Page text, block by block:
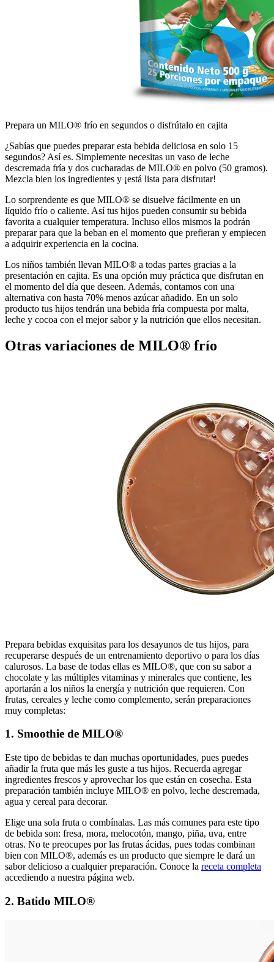
Prepara un MILO® frío en segundos o disfrútalo en cajita
¿Sabías que puedes preparar esta bebida deliciosa en solo 15
segundos? Así es. Simplemente necesitas un vaso de leche
descremada fría y dos cucharadas de MILO® en polvo (50 gramos).
Mezcla bien los ingredientes y ¡está lista para disfrutar!
Lo sorprendente es que MILO® se disuelve fácilmente en un
líquido frío o caliente. Así tus hijos pueden consumir su bebida
favorita a cualquier temperatura. Incluso ellos mismos la podrán
preparar para que la beban en el momento que prefieran y empiecen
a adquirir experiencia en la cocina.
Los niños también llevan MILO® a todas partes gracias a la
presentación en cajita. Es una opción muy práctica que disfrutan en
el momento del día que deseen. Además, contamos con una
alternativa con hasta 70% menos azúcar añadido. En un solo
producto tus hijos tendrán una bebida fría compuesta por malta,
leche y cocoa con el mejor sabor y la nutrición que ellos necesitan.
Otras variaciones de MILO® frío
Prepara bebidas exquisitas para los desayunos de tus hijos, para
recuperarse después de un entrenamiento deportivo o para los días
calurosos. La base de todas ellas es MILO®, que con su sabor a
chocolate y las múltiples vitaminas y minerales que contiene, les
aportarán a los niños la energía y nutrición que requieren. Con
frutas, cereales y leche como complemento, serán preparaciones
muy completas:
1. Smoothie de MILO®
Este tipo de bebidas te dan muchas oportunidades, pues puedes
añadir la fruta que más les guste a tus hijos. Recuerda agregar
ingredientes frescos y aprovechar los que están en cosecha. Esta
preparación también incluye MILO® en polvo, leche descremada,
agua y cereal para decorar.
Elige una sola fruta o combínalas. Las más comunes para este tipo
de bebida son: fresa, mora, melocotón, mango, piña, uva, entre
otras. No te preocupes por las frutas ácidas, pues todas combinan
bien con MILO®, además es un producto que siempre le dará un
sabor delicioso a cualquier preparación. Conoce la receta completa
accediendo a nuestra página web.
2. Batido MILO®